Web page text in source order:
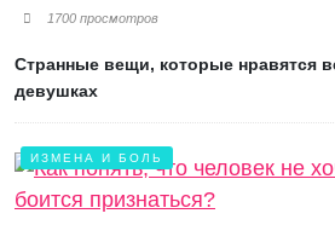
1700 просмотров
Странные вещи, которые нравятся
девушках
ИЗМЕНА И БОЛЬ